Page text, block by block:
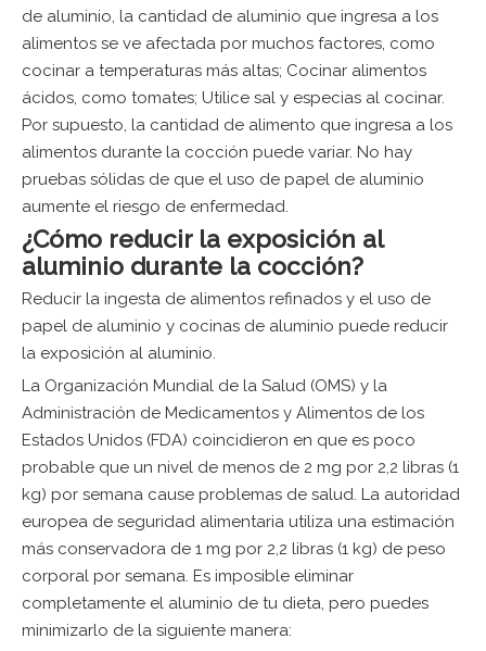
de aluminio, la cantidad de aluminio que ingresa a los
alimentos se ve afectada por muchos factores, como
cocinar a temperaturas más altas; Cocinar alimentos
ácidos, como tomates; Utilice sal y especias al cocinar.
Por supuesto, la cantidad de alimento que ingresa a los
alimentos durante la cocción puede variar. No hay
pruebas sólidas de que el uso de papel de aluminio
aumente el riesgo de enfermedad.
¿Cómo reducir la exposición al
aluminio durante la cocción?
Reducir la ingesta de alimentos refinados y el uso de
papel de aluminio y cocinas de aluminio puede reducir
la exposición al aluminio.
La Organización Mundial de la Salud (OMS) y la
Administración de Medicamentos y Alimentos de los
Estados Unidos (FDA) coincidieron en que es poco
probable que un nivel de menos de 2 mg por 2,2 libras (1
kg) por semana cause problemas de salud. La autoridad
europea de seguridad alimentaria utiliza una estimación
más conservadora de 1 mg por 2,2 libras (1 kg) de peso
corporal por semana. Es imposible eliminar
completamente el aluminio de tu dieta, pero puedes
minimizarlo de la siguiente manera: